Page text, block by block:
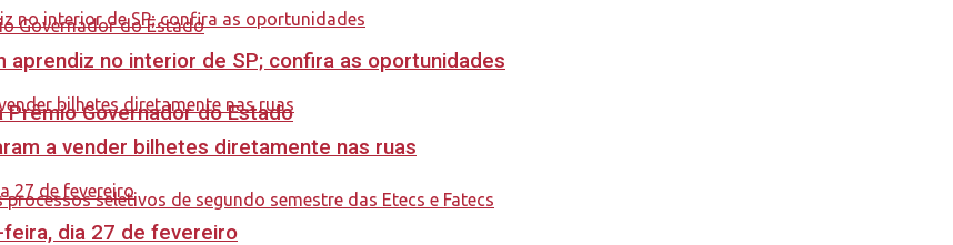
Governador do Estado
no interior de SP; confira as oportunidades
a vender bilhetes diretamente nas ruas
dia 27 de fevereiro